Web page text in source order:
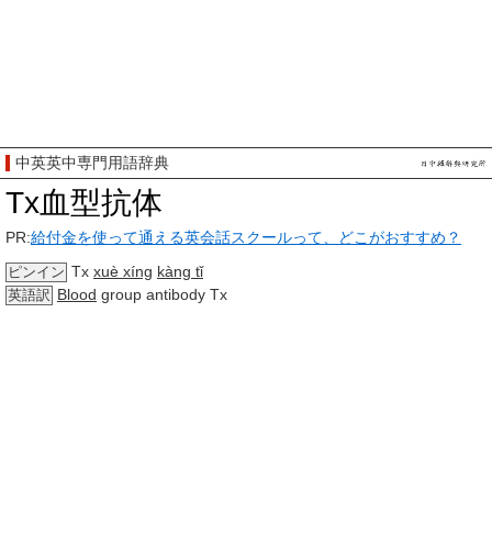
中英英中専門用語辞典
Tx血型抗体
PR:給付金を使って通える英会話スクールって、どこがおすすめ？
ピンイン Tx xuè xíng kàng tǐ
英語訳 Blood group antibody Tx